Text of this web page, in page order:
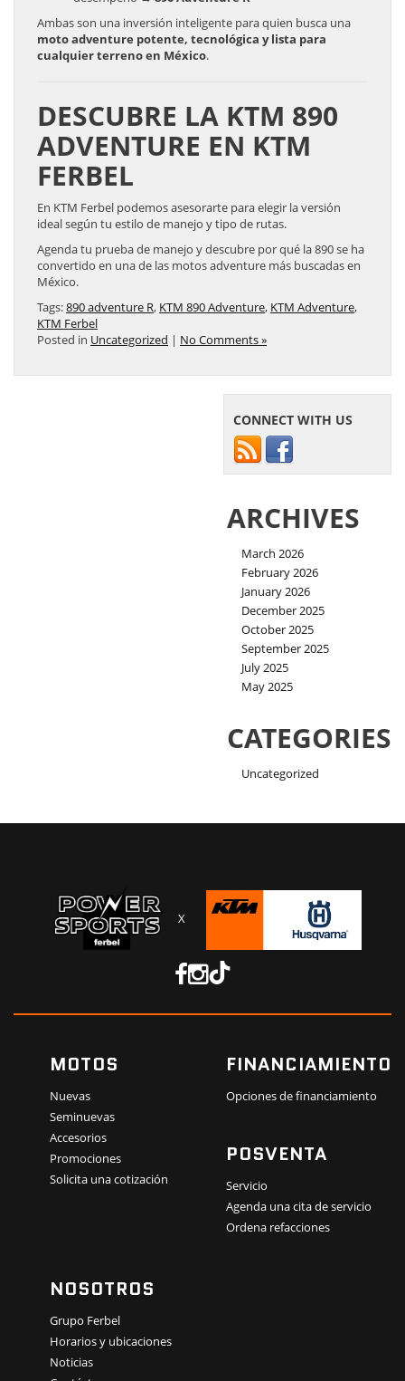
Ambas son una inversión inteligente para quien busca una
moto adventure potente, tecnológica y lista para
cualquier terreno en México.
DESCUBRE LA KTM 890
ADVENTURE EN KTM
FERBEL
En KTM Ferbel podemos asesorarte para elegir la versión
ideal según tu estilo de manejo y tipo de rutas.
Agenda tu prueba de manejo y descubre por qué la 890 se ha
convertido en una de las motos adventure más buscadas en
México.
Tags:890 adventure R, KTM 890 Adventure, KTM Adventure,
KTM Ferbel
Posted in Uncategorized | No Comments »
CONNECT WITH US
ARCHIVES
March 2026
February 2026
January 2026
December 2025
October 2025
September 2025
July 2025
May 2025
CATEGORIES
Uncategorized
X
MOTOS
Nuevas
Seminuevas
Accesorios
Promociones
Solicita una cotización
FINANCIAMIENTO
Opciones de financiamiento
POSVENTA
Servicio
Agenda una cita de servicio
Ordena refacciones
NOSOTROS
Grupo Ferbel
Horarios y ubicaciones
Noticias